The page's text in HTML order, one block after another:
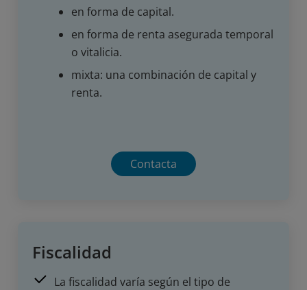
en forma de capital.
en forma de renta asegurada temporal
o vitalicia.
mixta: una combinación de capital y
renta.
Contacta
Fiscalidad
La fiscalidad varía según el tipo de